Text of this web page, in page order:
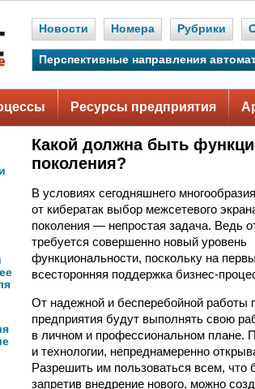
Новости Номера Рубрики
Перспективные направления
Ресурсы предприятия
Какой должна быть
поколения?
В условиях сегодняшнего
от кибератак выбор межсетевого
поколения — непростая задача. Ведь
требуется совершенно новый уровень
функциональности, поскольку на
всесторонняя поддержка бизнес-
От надежной и бесперебойной работы
предприятия будут выполнять свою
в личном и профессиональном плане.
и технологии, непреднамеренно
Разрешить им пользоваться всем,
запретив внедрение нового, можно